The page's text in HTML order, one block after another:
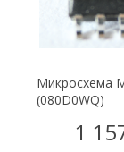
Микросхема
(080D0WQ)
1